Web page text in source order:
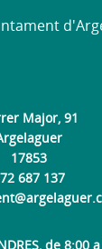
Major, 91
17853
687 137
de 8:00